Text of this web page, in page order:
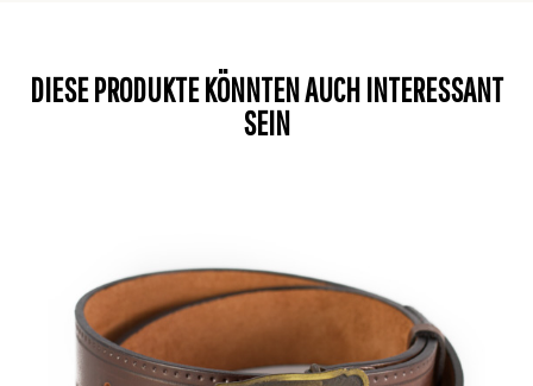
DIESE PRODUKTE KÖNNTEN AUCH INTERESSANT
SEIN